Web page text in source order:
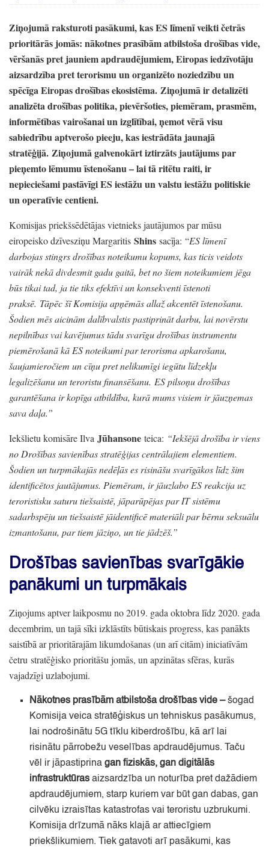
Ziņojumā raksturoti pasākumi,kas ES līmenī veikti četrās
prioritārās jomās: nākotnes prasībām atbilstoša drošības vide,
vēršanās pret jauniem apdraudējumiem,Eiropas iedzīvotāju
aizsardzība pret terorismu un organizēto noziedzību un
spēcīga Eiropas drošības ekosistēma. Ziņojumā ir detalizēti
analizēta drošības politika,pievēršoties,piemēram,prasmēm,
informētības vairošanai un izglītībai,ņemot vērā visu
sabiedrību aptverošo pieeju,kas iestrādāta jaunajā
stratēģijā. Ziņojumā galvenokārt iztirzāts jautājums par
pieņemto lēmumu īstenošanu – lai tā ritētu raiti,ir
nepieciešami pastāvīgi ES iestāžu un valstu iestāžu politiskie
un operatīvie centieni.
Komisijas priekšsēdētājas vietnieks jautājumos par mūsu
eiropeisko dzīvesziņu Margaritis Shins sacīja: “ES līmenī
darbojas stingrs drošības noteikumu kopums, kas ticis veidots
vairāk nekā divdesmit gadu gaitā, bet no šiem noteikumiem jēga
būs tikai tad, ja tie tiks efektīvi un konsekventi īstenoti
praksē. Tāpēc šī Komisija apņēmās allaž akcentēt īstenošanu.
Šodien mēs aicinām dalībvalstis pastiprināt darbu, lai novērstu
nepilnības vai kavējumus tādu svarīgu drošības instrumentu
piemērošanā kā ES noteikumi par terorisma apkarošanu,
šaujamieročiem un cīņu pret nelikumīgi iegūtu līdzekļu
legalizēšanu un teroristu finansēšanu. ES pilsoņu drošības
garantēšana ir kopīga atbildība, kurā mums visiem ir jāuzņemas
sava daļa.”
Iekšlietu komisāre Ilva Jūhansone teica: “Iekšējā drošība ir viens
no Drošības savienības stratēģijas centrālajiem elementiem.
Šodien un turpmākajās nedēļās es risināšu svarīgākos līdz šim
identificētos jautājumus. Piemēram, ir jāuzlabo ES reakcija uz
teroristisku saturu tiešsaistē, jāparūpējas par IT sistēmu
sadarbspēju un tiešsaistē jāidentificē materiāli par bērnu seksuālu
izmantošanu, par tiem jāziņo, un tie jādzēš.”
Drošības savienības svarīgākie
panākumi un turpmākais
Ziņojums aptver laikposmu no 2019. gada oktobra līdz 2020. gada
decembrim, un tajā sīki izklāstīts būtiskais progress, kas panākts
saistībā ar prioritārajām likumdošanas(un arī citām)iniciatīvām
četru stratēģisko prioritāšu jomās, un apzinātas sfēras, kurās
vajadzīgi uzlabojumi.
Nākotnes prasībām atbilstoša drošības vide–šogad
Komisija veica stratēģiskus un tehniskus pasākumus,
lai nodrošinātu 5G tīklu kiberdrošību, kā arī lai
risinātu pārrobežu veselības apdraudējumus. Taču
vēl ir jāpastiprina gan fiziskās, gan digitālās
infrastruktūras aizsardzība un noturība pret dažādiem
apdraudējumiem, starp kuriem var būt gan dabas, gan
cilvēku izraisītas katastrofas vai teroristu uzbrukumi.
Komisija drīzumā nāks klajā ar attiecīgiem
priekšlikumiem. Tiek gatavoti arī pasākumi, kas